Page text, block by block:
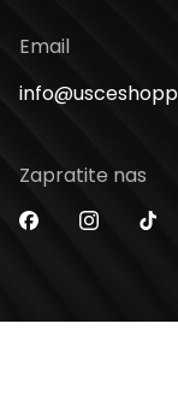
Email
Zapratite nas